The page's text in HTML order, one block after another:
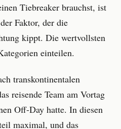
Tiebreaker brauchst, ist
Faktor, der die
kippt. Die wertvollsten
einteilen.
transkontinentalen
reisende Team am Vortag
Off-Day hatte. In diesen
maximal, und das